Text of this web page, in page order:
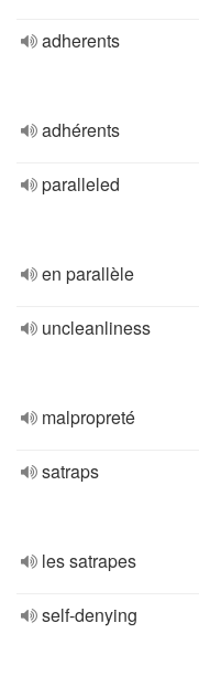
adherents
adhérents
paralleled
en parallèle
uncleanliness
malpropreté
satraps
les satrapes
self-denying